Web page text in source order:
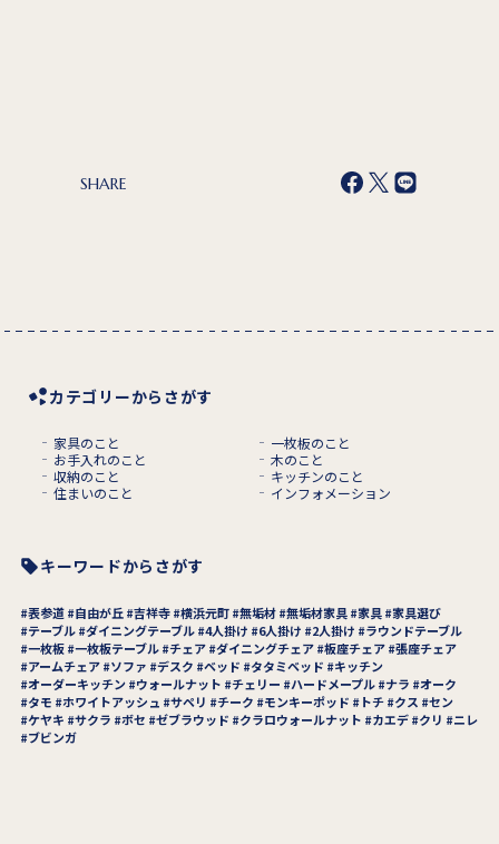
SHARE
カテゴリーからさがす
家具のこと
一枚板のこと
お手入れのこと
木のこと
収納のこと
キッチンのこと
住まいのこと
インフォメーション
キーワードからさがす
表参道 自由が丘 吉祥寺 横浜元町 無垢材 無垢材家具 家具 家具選び
テーブル ダイニングテーブル 4人掛け 6人掛け 2人掛け
ラウンドテーブル
一枚板 一枚板テーブル チェア ダイニングチェア 板座チェア 張座チェア
アームチェア
ソファ デスク ベッド タタミベッド
キッチン
オーダーキッチン
ウォールナット チェリー ハードメープル ナラ
オーク
タモ
ホワイトアッシュ サペリ チーク モンキーポッド トチ クス
セン
ケヤキ
サクラ ボセ ゼブラウッド クラロウォールナット カエデ クリ
ニレ
ブビンガ